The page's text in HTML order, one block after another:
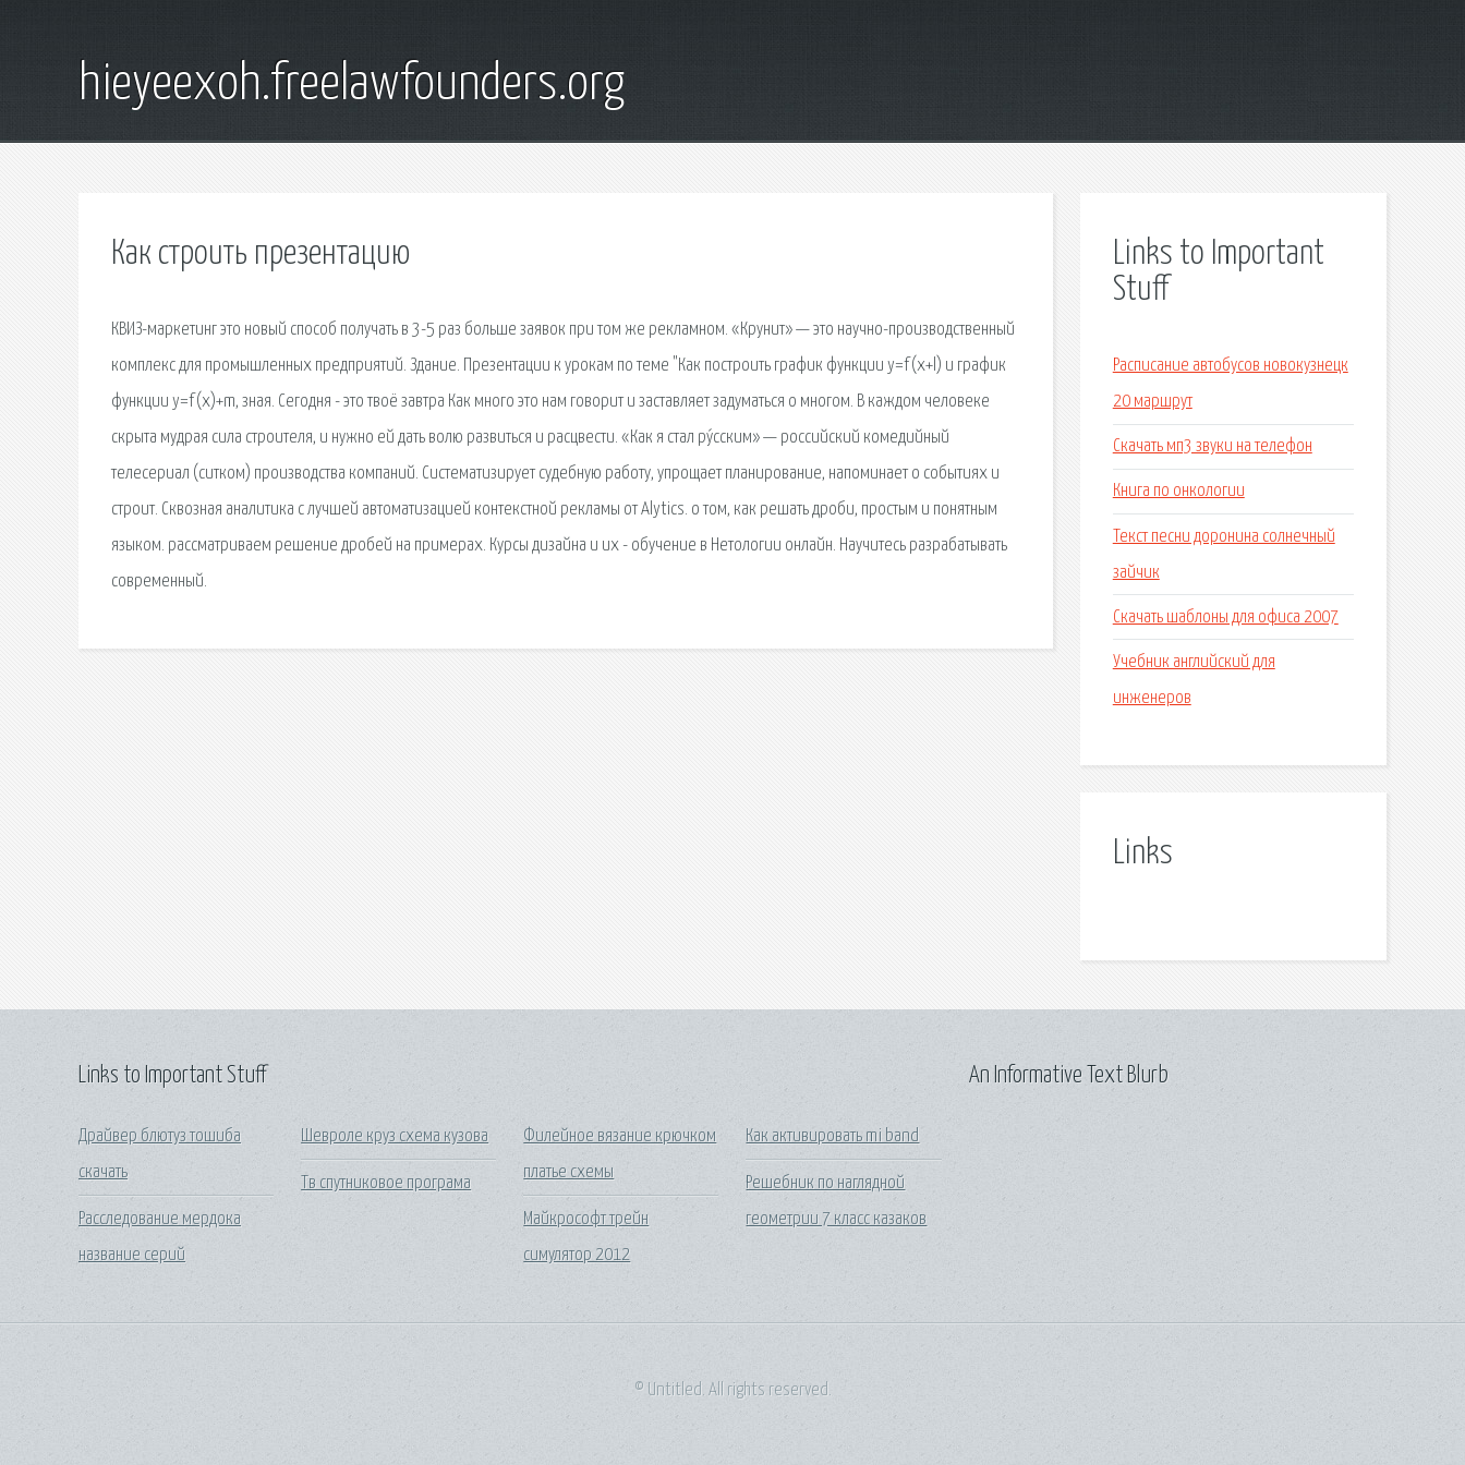
hieyeexoh.freelawfounders.org
Как строить презентацию
КВИЗ-маркетинг это новый способ получать в 3-5 раз больше заявок при том же рекламном. «Крунит» — это научно-производственный
комплекс для промышленных предприятий. Здание. Презентации к урокам по теме "Как построить график функции y=f(x+l) и график
функции y=f(x)+m, зная. Сегодня - это твоё завтра Как много это нам говорит и заставляет задуматься о многом. В каждом человеке
скрыта мудрая сила строителя, и нужно ей дать волю развиться и расцвести. «Как я стал ру́сским» — российский комедийный
телесериал (ситком) производства компаний. Систематизирует судебную работу, упрощает планирование, напоминает о событиях и
строит. Сквозная аналитика с лучшей автоматизацией контекстной рекламы от Alytics. о том, как решать дроби, простым и понятным
языком. рассматриваем решение дробей на примерах. Курсы дизайна и ux - обучение в Нетологии онлайн. Научитесь разрабатывать
современный.
Links to Important
Stuff
Расписание автобусов новокузнецк
20 маршрут
Скачать мп3 звуки на телефон
Книга по онкологии
Текст песни доронина солнечный
зайчик
Скачать шаблоны для офиса 2007
Учебник английский для
инженеров
Links
Links to Important Stuff
Драйвер блютуз тошиба
скачать
Расследование мердока
название серий
Шевроле круз схема кузова
Тв спутниковое програма
Филейное вязание крючком
платье схемы
Майкрософт трейн
симулятор 2012
Как активировать mi band
Решебник по наглядной
геометрии 7 класс казаков
An Informative Text Blurb
© Untitled. All rights reserved.